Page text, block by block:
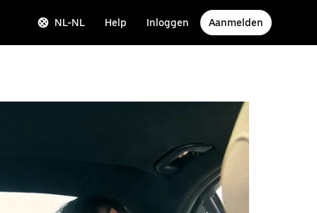
NL-NL Help Inloggen Aanmelden